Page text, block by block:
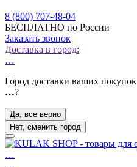
8 (800) 707-48-04
БЕСПЛАТНО по России
Заказать звонок
Доставка в город:
…
Город доставки ваших покупок
…?
Да, все верно
Нет, сменить город
…